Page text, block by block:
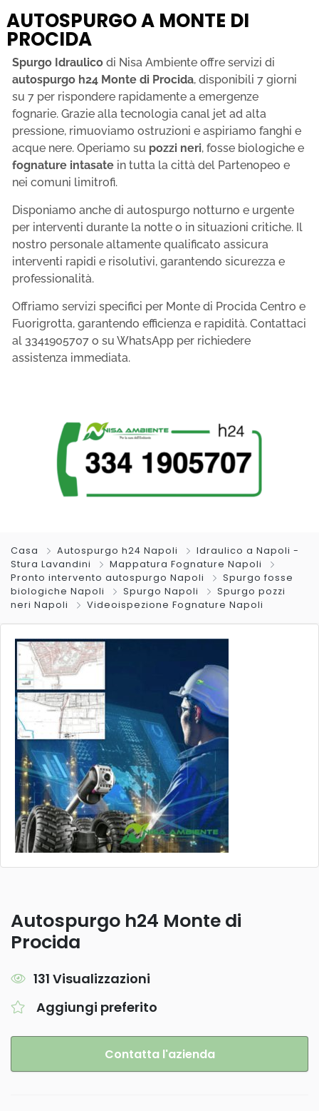
AUTOSPURGO A MONTE DI
PROCIDA
Spurgo Idraulico di Nisa Ambiente offre servizi di
autospurgo h24 Monte di Procida, disponibili 7 giorni
su 7 per rispondere rapidamente a emergenze
fognarie. Grazie alla tecnologia canal jet ad alta
pressione, rimuoviamo ostruzioni e aspiriamo fanghi e
acque nere. Operiamo su pozzi neri, fosse biologiche e
fognature intasate in tutta la città del Partenopeo e
nei comuni limitrofi.
Disponiamo anche di autospurgo notturno e urgente
per interventi durante la notte o in situazioni critiche. Il
nostro personale altamente qualificato assicura
interventi rapidi e risolutivi, garantendo sicurezza e
professionalità.
Offriamo servizi specifici per Monte di Procida Centro e
Fuorigrotta, garantendo efficienza e rapidità. Contattaci
al 3341905707 o su WhatsApp per richiedere
assistenza immediata.
Casa Autospurgo h24 Napoli
Idraulico a Napoli -
Stura Lavandini
Mappatura Fognature Napoli
Pronto intervento autospurgo Napoli
Spurgo fosse
biologiche Napoli
Spurgo Napoli
Spurgo pozzi
neri Napoli
Videoispezione Fognature Napoli
Autospurgo h24 Monte di
Procida
131 Visualizzazioni
Aggiungi preferito
Contatta l'azienda